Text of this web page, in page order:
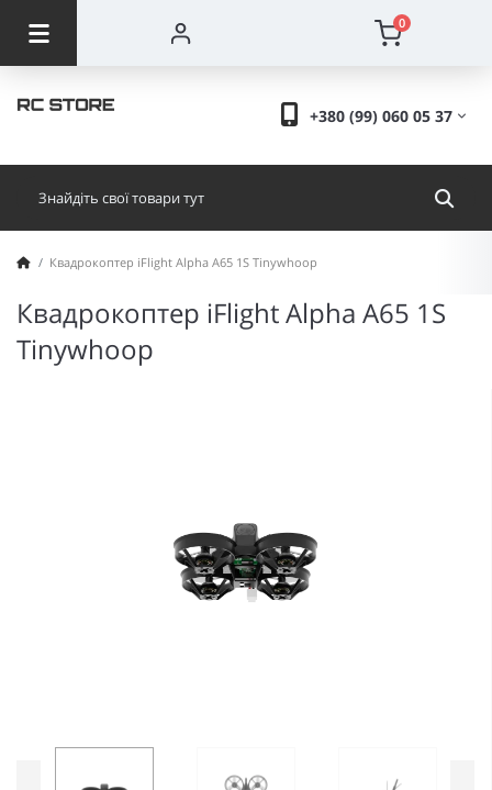
0
+380 (99) 060 05 37
Квадрокоптер iFlight Alpha A65 1S Tinywhoop
Квадрокоптер iFlight Alpha A65 1S
Tinywhoop